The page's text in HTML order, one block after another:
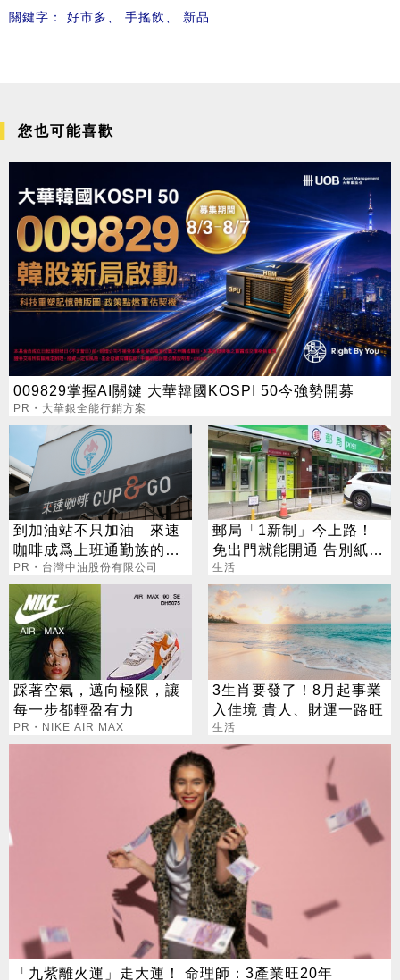
關鍵字： 好市多 手搖飲 新品
您也可能喜歡
009829掌握AI關鍵 大華韓國KOSPI 50今強勢開募
PR・大華銀全能行銷方案
到加油站不只加油 來速
咖啡成爲上班通勤族的新
選擇
PR・台灣中油股份有限公司
郵局「1新制」今上路！
免出門就能開通 告別紙本
不用跑臨櫃
生活
踩著空氣，邁向極限，讓
每一步都輕盈有力
PR・NIKE AIR MAX
3生肖要發了！8月起事業
入佳境 貴人、財運一路旺
生活
「九紫離火運」走大運！ 命理師：3產業旺20年